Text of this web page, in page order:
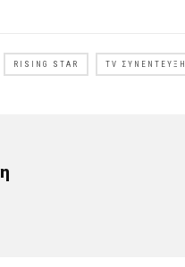
RISING STAR TV ΣΥΝΈΝΤΕΥΞΗ